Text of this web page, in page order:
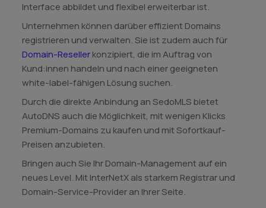
Interface abbildet und flexibel erweiterbar ist.
Unternehmen können darüber effizient Domains
registrieren und verwalten. Sie ist zudem auch für
Domain-Resellerkonzipiert, die im Auftrag von
Kund:innen handeln und nach einer geeigneten
white-label-fähigen Lösung suchen.
Durch die direkte Anbindung an SedoMLS bietet
AutoDNS auch die Möglichkeit, mit wenigen Klicks
Premium-Domains zu kaufen und mit Sofortkauf-
Preisen anzubieten.
Bringen auch Sie Ihr Domain-Management auf ein
neues Level. Mit InterNetX als starkem Registrar und
Domain-Service-Provider an Ihrer Seite.